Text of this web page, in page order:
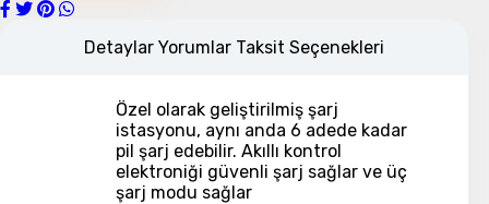
Detaylar Yorumlar Taksit Seçenekleri
Özel olarak geliştirilmiş şarj
istasyonu, aynı anda 6 adede kadar
pil şarj edebilir. Akıllı kontrol
elektroniği güvenli şarj sağlar ve üç
şarj modu sağlar